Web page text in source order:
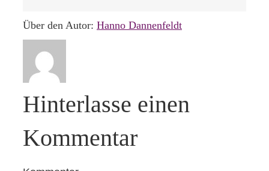
Über den Autor: Hanno Dannenfeldt
Hinterlasse einen
Kommentar